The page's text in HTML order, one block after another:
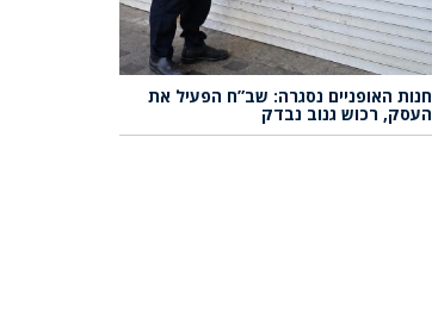
חנות האופניים נסגרה: שב”ח הפעיל את
העסק, רכוש גנוב נבדק